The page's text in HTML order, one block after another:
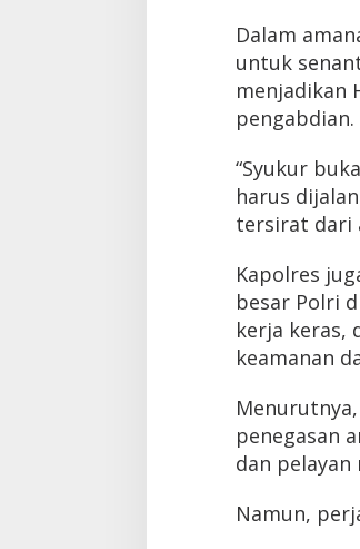
Dalam
untuk
menjadikan
pengabdian.
“Syukur
harus
tersirat dari
Kapolres
besar Polri
kerja keras,
keamanan
penegasan
dan
Namun,